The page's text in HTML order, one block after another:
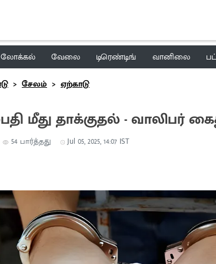
லோக்கல் வேலை டிரெண்டிங் வானிலை
சேலம் ஏற்காடு
மீது தாக்குதல் - வாலிபர்
54 பார்த்தது Jul 05, 2025, 14:07 IST